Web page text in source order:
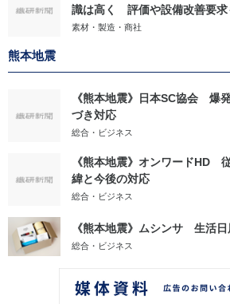
識は高く 評価や設備改善要求
素材・製造・商社
熊本地震
《熊本地震》日本SC協会 爆
づき対応
総合・ビジネス
《熊本地震》オンワードHD
緯と今後の対応
総合・ビジネス
《熊本地震》ムシンサ 生活
総合・ビジネス